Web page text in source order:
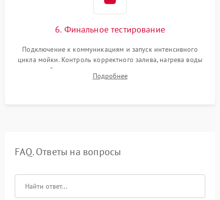
6. Финальное тестирование
Подключение к коммуникациям и запуск интенсивного
цикла мойки. Контроль корректного залива, нагрева воды
до нужной температуры, отсутствия посторонних шумов,
штатного слива и абсолютной сухости в поддоне.
Подробнее
FAQ. Ответы на вопросы